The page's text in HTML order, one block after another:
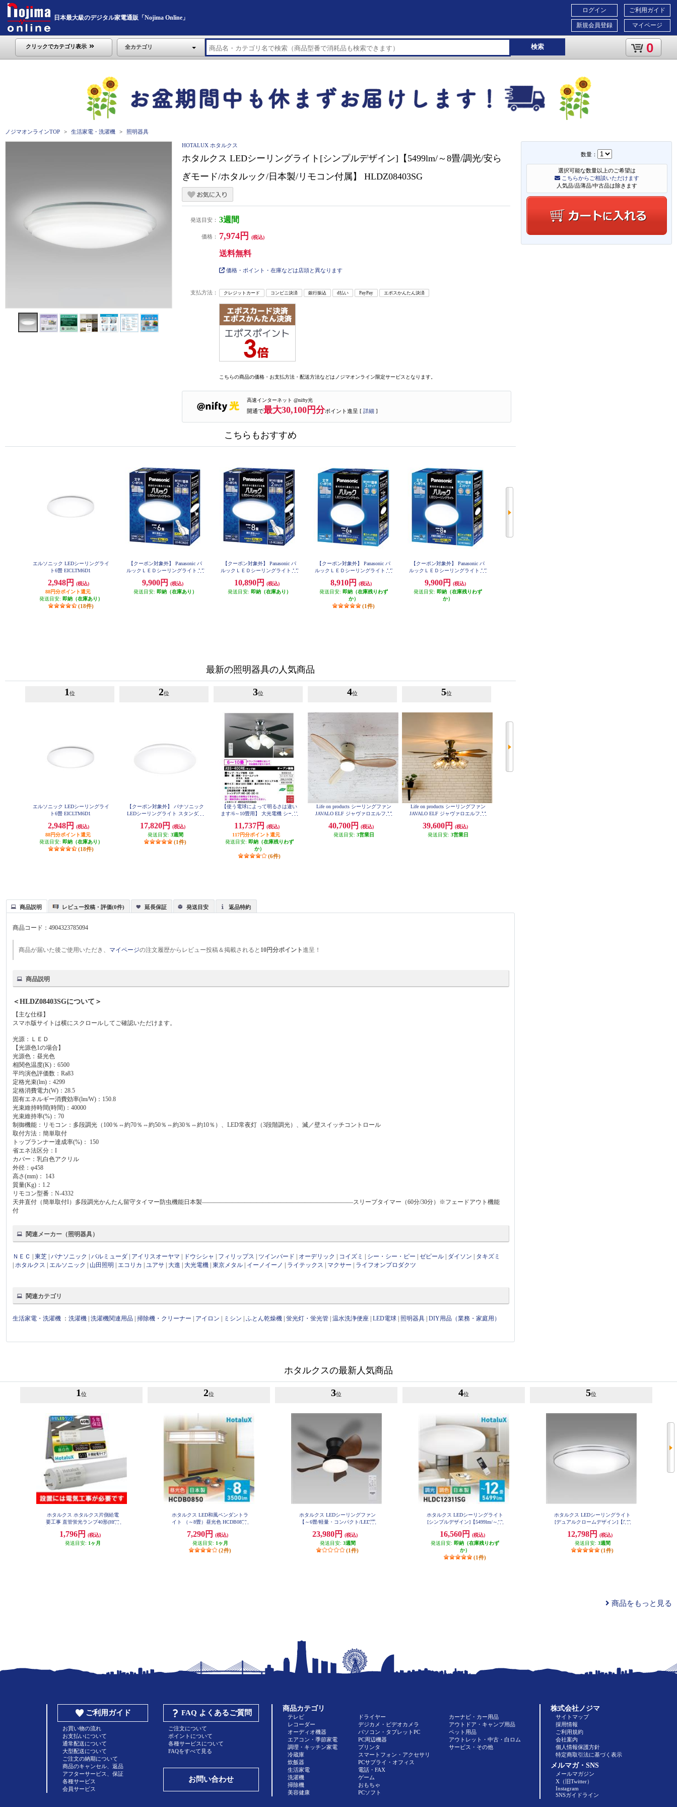
日本最大級のデジタル家電通販「Nojima Online」
ご利用ガイド
マイページ
ログイン
新規会員登録
クリックでカテゴリ表示 全カテゴリ 検索 0
ノジマオンラインTOP 生活家電・洗濯機 照明器具
数量：
選択可能な数量以上のご希望は
こちらからご相談いただけます
人気品/品薄品/中古品は除きます
HOTALUX ホタルクス
ホタルクス LEDシーリングライト[シンプルデザイン]【5499lm/～8畳/調光/安ら
ぎモード/ホタルック/日本製/リモコン付属】 HLDZ08403SG
発送目安： 3週間
価格： 7,974円 (税込)
送料無料
価格・ポイント・在庫などは店頭と異なります
支払方法： クレジットカード コンビニ決済 銀行振込 d払い PayPay エポスかんたん決済
こちらの商品の価格・お支払方法・配送方法などはノジマオンライン限定サービスとなります。
高速インターネット @nifty光
開通で最大30,100円分ポイント進呈 [ 詳細 ]
こちらもおすすめ
エルソニック LEDシーリングライ
ト6畳 EICLTM6D1
2,948円
(税込)
88円分ポイント還元
発送目安: 即納（在庫あり）
(18件)
【クーポン対象外】 Panasonic パ
ルックＬＥＤシーリングライト LE
9,900円
(税込)
発送目安: 即納（在庫あり）
【クーポン対象外】 Panasonic パ
ルックＬＥＤシーリングライト LE
10,890円
(税込)
発送目安: 即納（在庫あり）
【クーポン対象外】 Panasonic パ
ルックＬＥＤシーリングライト LE
8,910円
(税込)
発送目安: 即納（在庫残りわず
か）
(1件)
【クーポン対象外】 Panasonic パ
ルックＬＥＤシーリングライト LE
9,900円
(税込)
発送目安: 即納（在庫残りわず
か）
最新の照明器具の人気商品
1 位
エルソニック LEDシーリングライ
ト6畳 EICLTM6D1
2,948円
(税込)
88円分ポイント還元
発送目安: 即納（在庫あり）
(18件)
2位
【クーポン対象外】 パナソニック
LEDシーリングライト スタンダー
CM0834A
17,820円
(税込)
発送目安: 3週間
(1件)
3位
【使う電球によって明るさは違い
ます/6～10畳用】 大光電機 シーリ
売】 ASS-400RE
11,737円
(税込)
117円分ポイント還元
発送目安: 即納（在庫残りわず
か）
(6件)
4位
Life on products シーリングファン
JAVALO ELF ジャヴァロエルフ M
wood blades/調色切替式] ホワイト
JE-CF017D-WH
40,700円
(税込)
発送目安: 3営業日
5位
Life on products シーリングファン
JAVALO ELF ジャヴァロエルフ M
6灯] ゴールド JE-CF048-GD
39,600円
(税込)
発送目安: 3営業日
商品説明 レビュー投稿・評価(0件) 延長保証 発送目安 返品特約
商品コード：4904323785094
商品が届いた後ご使用いただき、 マイページの注文履歴からレビュー投稿＆掲載されると 10円分ポイント進呈！
商品説明
＜HLDZ08403SGについて＞
【主な仕様】
スマホ版サイトは横にスクロールしてご確認いただけます。
光源：ＬＥＤ
【光源色1の場合】
光源色：昼光色
相関色温度(K)：6500
平均演色評価数：Ra83
定格光束(lm)：4299
定格消費電力(W)：28.5
固有エネルギー消費効率(lm/W)：150.8
光束維持時間(時間)：40000
光束維持率(%)：70
制御機能：リモコン：多段調光（100％⇔約70％⇔約50％⇔約30％⇔約10％）、LED常夜灯（3段階調光）、滅／壁スイッチコントロール
取付方法：簡単取付
トップランナー達成率(%)： 150
省エネ法区分：I
カバー：乳白色アクリル
外径：φ458
高さ(mm)： 143
質量(Kg)：1.2
リモコン型番：N-4332
天井直付（簡単取付I）多段調光かんたん留守タイマー防虫機能日本製―――――――――――――――――――――――――スリープタイマー（60分/30分）※フェードアウト機能
付
関連メーカー（照明器具）
ＮＥＣ |東芝 |パナソニック |バルミューダ アイリスオーヤマ ドウシシャ フィリップス ツインバード オーデリック コイズミ シー・シー・ピー |ゼピール ダイソン
タキズミ
|ホタルクス エルソニック 山田照明 エコリカ |ユアサ 大進 大光電機 |東京メタル イーノイーノ ライテックス マクサー ライフオンプロダクツ
関連カテゴリ
生活家電・洗濯機 ：洗濯機 |洗濯機関連用品 |掃除機・クリーナー アイロン ミシン |ふとん乾燥機 |蛍光灯・蛍光管 |温水洗浄便座 |LED電球 照明器具 |DIY用品（業務・家庭用）
ホタルクスの最新人気商品
1 位
ホタルクス ホタルクス片側給電
要工事 直管蛍光ランプ40形(Hf32
全光束2600lm G13口金 1200mm L
D40T50-16-26G13-H1
1,796円
(税込)
発送目安: 1ヶ月
2位
ホタルクス LED和風ペンダントラ
イト （～8畳）昼光色 HCDB0850
7,290円
(税込)
発送目安: 1ヶ月
(2件)
3位
ホタルクス LEDシーリングファン
【～6畳/軽量・コンパクト/LED調
機能（安らぎモード）付/リモコン
付属】 XZF-06433KRCSG
23,980円
(税込)
発送目安: 3週間
(1件)
4位
ホタルクス LEDシーリングライト
[シンプルデザイン]【5499lm/～12
ホタルック/手元灯/日本製/リモコ
ン付属】 HLDC12311SG
16,560円
(税込)
発送目安: 即納（在庫残りわず
か）
(1件)
5位
ホタルクス LEDシーリングライト
[デュアルクロームデザイン]【549
ド/ホタルック/日本製/リモコン付
属】 HLDC12402SG
12,798円
(税込)
発送目安: 3週間
(1件)
商品をもっと見る
ご利用ガイド
お買い物の流れ
お支払いについて
通常配送について
大型配送について
ご注文の納期について
商品のキャンセル、返品
アフターサービス、保証
各種サービス
会員サービス
FAQ よくあるご質問
ご注文について
ポイントについて
各種サービスについて
FAQをすべて見る
お問い合わせ
商品カテゴリ
テレビ
レコーダー
オーディオ機器
エアコン・季節家電
調理・キッチン家電
冷蔵庫
炊飯器
生活家電
洗濯機
掃除機
美容健康
ドライヤー
デジカメ・ビデオカメラ
パソコン・タブレットPC
PC周辺機器
プリンタ
スマートフォン・アクセサリ
PCサプライ・オフィス
電話・FAX
ゲーム
おもちゃ
PCソフト
カーナビ・カー用品
アウトドア・キャンプ用品
ペット用品
アウトレット・中古・白ロム
サービス・その他
株式会社ノジマ
サイトマップ
採用情報
ご利用規約
会社案内
個人情報保護方針
特定商取引法に基づく表示
メルマガ・SNS
メールマガジン
X（旧Twitter）
Instagram
SNSガイドライン